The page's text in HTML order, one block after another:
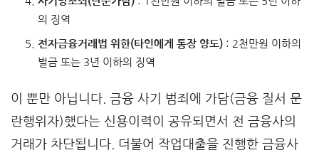
의 징역
전자금융거래법 위한(타인에게 통장 양도): 2천만원 이하의
벌금 또는 3년 이하의 징역
이 뿐만 아닙니다. 금융 사기 범죄에 가담(금융 질서 문
란행위자)했다는 신용이력이 공유되면서 전 금융사의
거래가 차단됩니다. 더불어 작업대출을 진행한 금융사